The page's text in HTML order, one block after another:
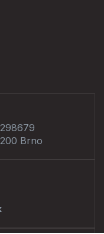
Brno